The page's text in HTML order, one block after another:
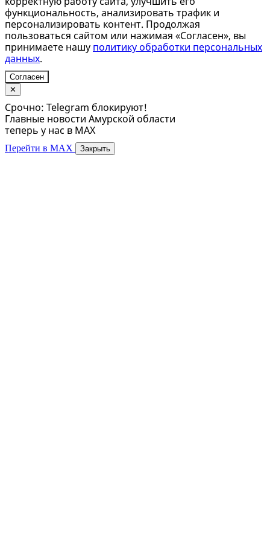
функциональность, анализировать трафик и
персонализировать контент. Продолжая
пользоваться сайтом или нажимая «Согласен», вы
принимаете нашу политику обработки персональных
данных.
Согласен
✕
Срочно: Telegram блокируют!
Главные новости Амурской области
теперь у нас в MAX
Перейти в MAX Закрыть